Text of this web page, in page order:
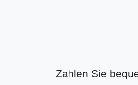
Zahlen Sie